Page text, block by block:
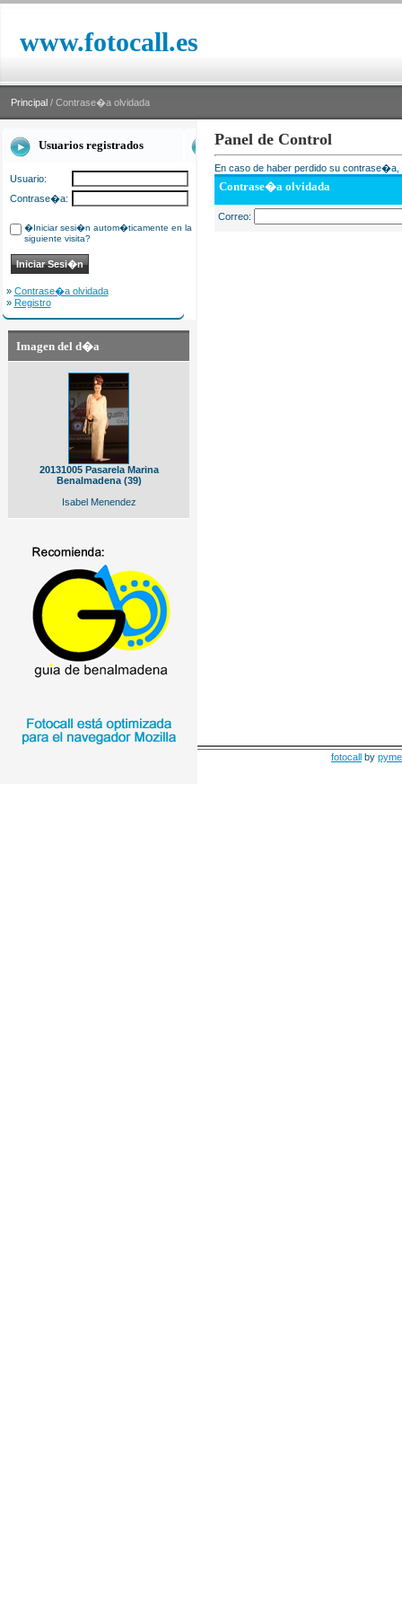
www.fotocall.es
Principal / Contrase�a olvidada
Usuarios registrados
Usuario:
Contrase�a:
�Iniciar sesi�n autom�ticamente en la
siguiente visita?
» Contrase�a olvidada
» Registro
Imagen del d�a
20131005 Pasarela Marina
Benalmadena (39)
Isabel Menendez
Panel de Control
En caso de haber perdido su
Contrase�a olvidada
Correo:
fotocall by